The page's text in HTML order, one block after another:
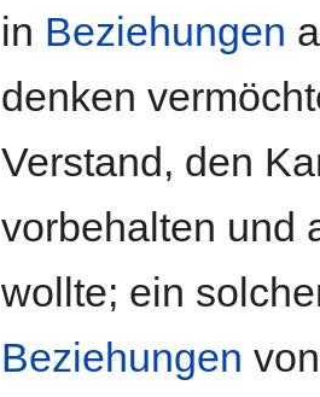
in Beziehungen
denken
Verstand, den
vorbehalten und
wollte; ein
Beziehungen